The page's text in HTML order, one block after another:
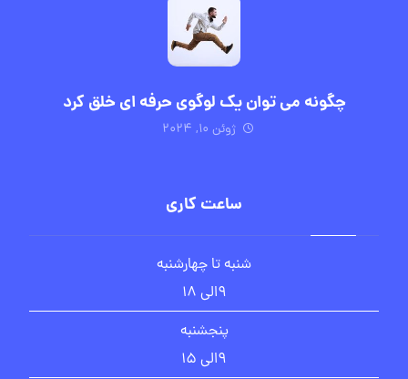
چگونه می توان یک لوگوی حرفه ای خلق کرد
ژوئن ۱۰, ۲۰۲۴
ساعت کاری
شنبه تا چهارشنبه
۹الی ۱۸
پنجشنبه
۹الی ۱۵